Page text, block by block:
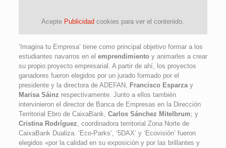
Acepte Publicidad cookies para ver el contenido.
‘Imagina tu Empresa’ tiene como principal objetivo formar a los
estudiantes navarros en el emprendimientoy animarles a crear
su propio proyecto empresarial. A partir de ahí, los proyectos
ganadores fueron elegidos por un jurado formado por el
presidente y la directora de ADEFAN, Francisco Esparzay
Marisa Sáinz respectivamente. Junto a ellos también
intervinieron el director de Banca de Empresas en la Dirección
Territorial Ebro de CaixaBank, Carlos Sánchez Mitelbrum; y
Cristina Rodríguez, coordinadora territorial Zona Norte de
CaixaBank Dualiza. ‘Eco-Parks’, ‘5DAX’ y ‘Ecovisión’ fueron
elegidos «por la calidad en su exposición y por las brillantes y